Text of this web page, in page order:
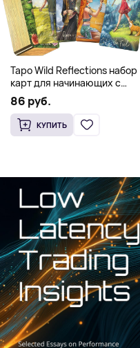
Таро Wild Reflections набор
карт для начинающих с
книгой (78 карт, золочёные
края)
86 руб.
КУПИТЬ